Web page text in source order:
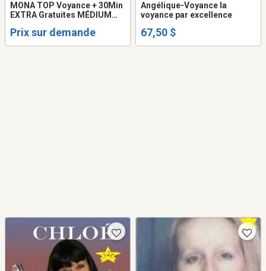
MONA TOP Voyance + 30Min
EXTRA Gratuites MÉDIUM
6662 TAROT LOVE Psychic
Prix sur demande
Angélique-Voyance la
voyance par excellence
67,50 $